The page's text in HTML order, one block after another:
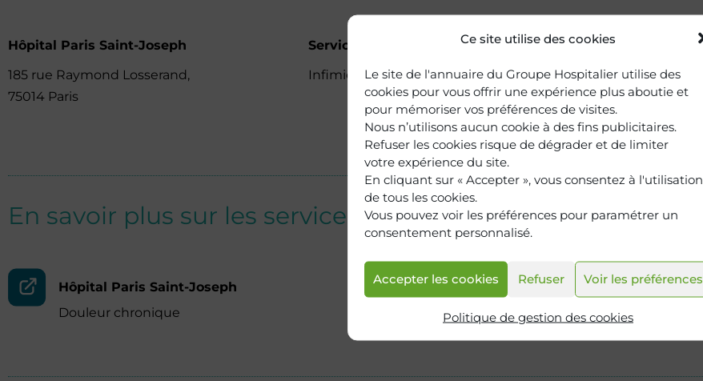
Ce site utilise des cookies
Le site de l'annuaire du Groupe Hospitalier utilise des
cookies pour vous offrir une expérience plus aboutie et
pour mémoriser vos préférences de visites.
Nous n’utilisons aucun cookie à des fins publicitaires.
Refuser les cookies risque de dégrader et de limiter
votre expérience du site.
En cliquant sur « Accepter », vous consentez à l'utilisation
de tous les cookies.
Vous pouvez voir les préférences pour paramétrer un
consentement personnalisé.
Accepter les cookies Refuser Voir les préférences
Politique de gestion des cookies
Hôpital Paris Saint-Joseph
185 rue Raymond Losserand,
75014 Paris
Service Douleur chronique
Infimier-e
En savoir plus sur les services
Hôpital Paris Saint-Joseph
Douleur chronique